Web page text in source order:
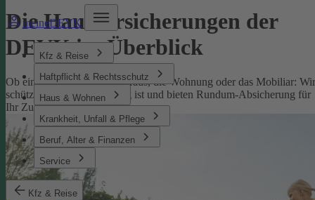
meineDEVK
Kfz & Reise
Haftpflicht & Rechtsschutz
Haus & Wohnen
Krankheit, Unfall & Pflege
Beruf, Alter & Finanzen
Service
Kfz & Reise
Die Hausversicherungen der
DEVK im Überblick
Ob eine Versicherung fürs Haus, die Wohnung oder das Mobiliar: Wir
schützen, was Ihnen wichtig ist und bieten Rundum-Absicherung für
Ihr Zuhause.